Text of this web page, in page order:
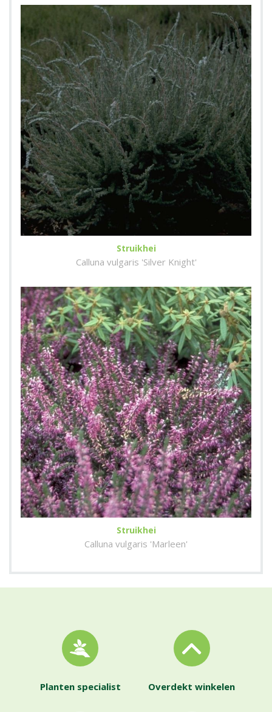
Struikhei
Calluna vulgaris 'Silver Knight'
Struikhei
Calluna vulgaris 'Marleen'
Planten specialist Overdekt winkelen